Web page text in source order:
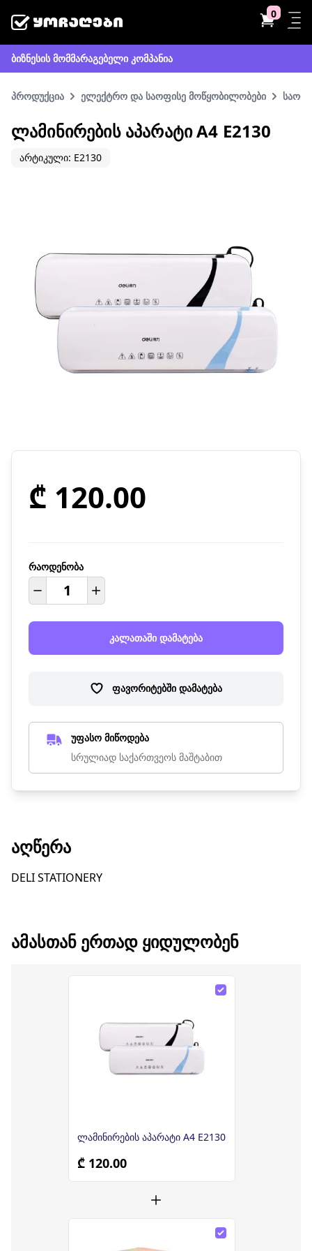
0
ბიზნესის მომმარაგებელი კომპანია
პროდუქცია ელექტრო და საოფისე მოწყობილობები
ᲚᲐᲛᲘᲜᲘᲠᲔᲑᲘᲡ ᲐᲞᲐᲠᲐᲢᲘ A4 E2130
არტიკული: E2130
₾ 120.00
რაოდენობა
კალათაში დამატება
ფავორიტებში დამატება
უფასო მიწოდება
სრულიად საქართვეოს მაშტაბით
ᲐᲦᲬᲔᲠᲐ
DELI STATIONERY
ᲐᲛᲐᲡᲗᲐᲜ ᲔᲠᲗᲐᲓ ᲧᲘᲓᲣᲚᲝᲑᲔᲜ
ლამინირების აპარატი A4 E2130
₾ 120.00